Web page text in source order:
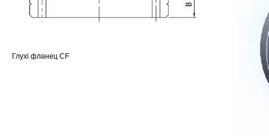
Глухі фланец CF